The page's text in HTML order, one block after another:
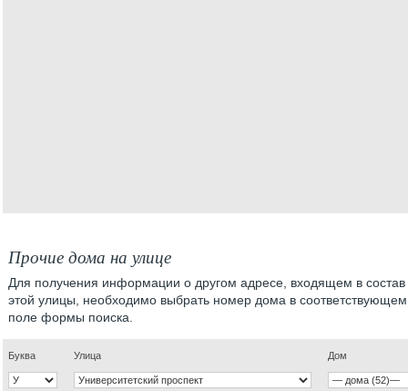
Прочие дома на улице
Для получения информации о другом адресе, входящем в состав
этой улицы, необходимо выбрать номер дома в соответствующем
поле формы поиска.
Буква Улица Дом